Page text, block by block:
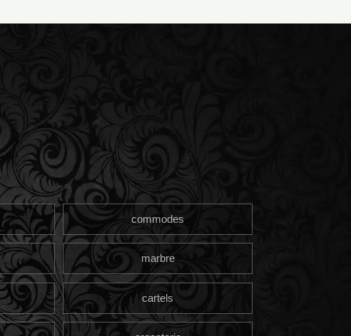
commodes
marbre
cartels